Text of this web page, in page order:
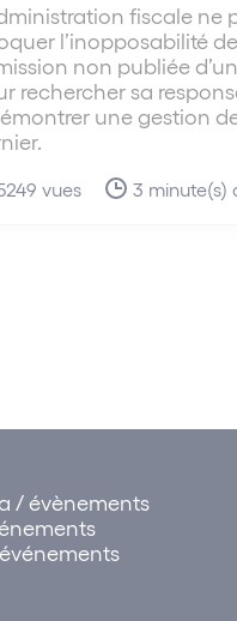
fiscale ne
l’inopposabilité
non publiée
rechercher sa
une gestion
vues 3 minute(s)
/ évènements